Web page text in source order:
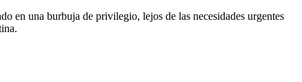
en una burbuja de privilegio, lejos de las necesidades urgentes